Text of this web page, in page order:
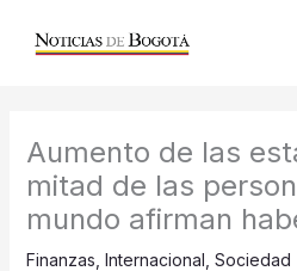
Aumento de las
mitad de las
mundo afirman
Finanzas Internacional Sociedad